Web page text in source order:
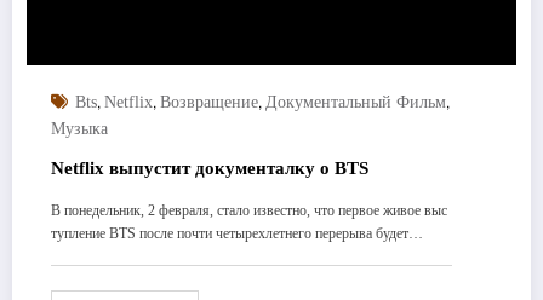
Bts, Netflix, Возвращение, Документальный Фильм,
Музыка
Netflix выпустит документалку о BTS
В понедельник, 2 февраля, стало известно, что первое живое выс
тупление BTS после почти четырехлетнего перерыва будет…